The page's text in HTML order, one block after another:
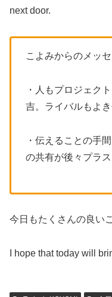
next door.
こよみからのメッ
・人もプロジェク
吉。ライバルもよ
・伝えることの手
の共有が後々プラス
今日もたくさんの良い
I hope that today will